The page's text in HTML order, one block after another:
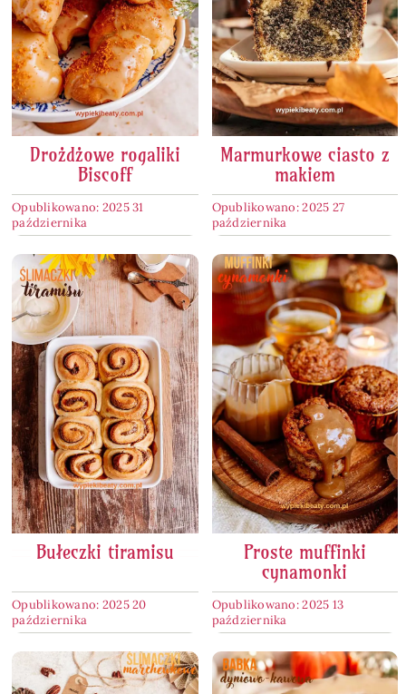
Drożdżowe rogaliki
Biscoff
Opublikowano: 2025 31
października
Marmurkowe ciasto z
makiem
Opublikowano: 2025 27
października
Bułeczki tiramisu
Opublikowano: 2025 20
października
Proste muffinki
cynamonki
Opublikowano: 2025 13
października